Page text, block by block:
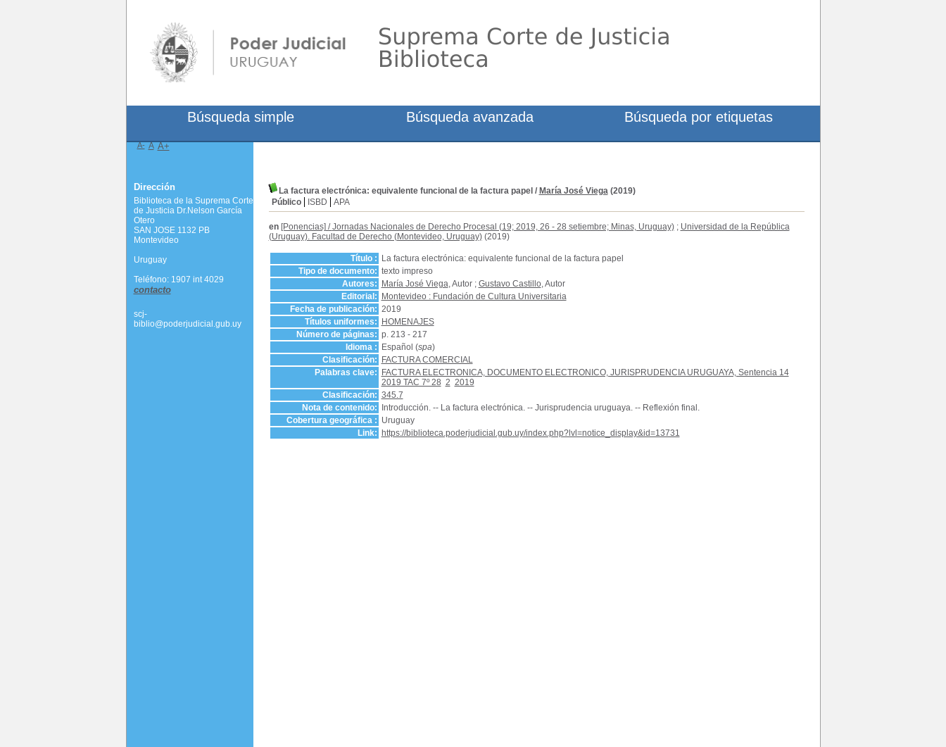
La factura electrónica: equivalente funcional de la factura papel / María José Viega(2019)
Público
ISBD APA
en [Ponencias] /Jornadas Nacionales de Derecho Procesal (19; 2019, 26 - 28 setiembre; Minas, Uruguay); Universidad de la República
(Uruguay). Facultad de Derecho (Montevideo, Uruguay)(2019)
Título :
La factura electrónica: equivalente funcional de la factura papel
Tipo de documento: texto impreso
Autores:
María José Viega, Autor ; Gustavo Castillo, Autor
Editorial:
Montevideo : Fundación de Cultura Universitaria
Fecha de publicación: 2019
Títulos uniformes:
HOMENAJES
Número de páginas: p. 213 - 217
Idioma :
Español (spa)
Clasificación:
FACTURA COMERCIAL
Palabras clave:
FACTURA ELECTRONICA, DOCUMENTO ELECTRONICO, JURISPRUDENCIA URUGUAYA, Sentencia 14
2019 TAC 7º 28 2 2019
Clasificación: 345.7
Nota de contenido:
Introducción. -- La factura electrónica. -- Jurisprudencia uruguaya. -- Reflexión final.
Cobertura geográfica : Uruguay
Link:
https://biblioteca.poderjudicial.gub.uy/index.php?lvl=notice_display&id=13731
Búsqueda simple Búsqueda avanzada Búsqueda por etiquetas
A- A A+
Dirección
Biblioteca de la Suprema Corte
de Justicia Dr.Nelson García
Otero
SAN JOSE 1132 PB
Montevideo
Uruguay
Teléfono: 1907 int 4029
contacto
scj-
biblio@poderjudicial.gub.uy